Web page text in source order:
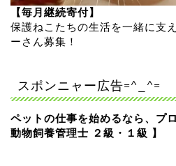
【毎月継続寄付】
保護ねこたちの生活を一緒に支
ーさん募集！
スポンニャー広告=^_^=
ペットの仕事を始めるなら、プ
動物飼養管理士 ２級・１級 】